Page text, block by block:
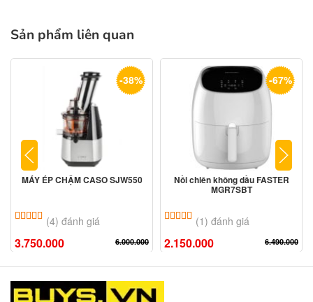
Sản phẩm liên quan
-38%
MÁY ÉP CHẬM CASO SJW550
5.00 trên 5 dựa trên
(4) đánh giá
3.750.000 6.000.000
-67%
Nồi chiên không dầu FASTER
MGR7SBT
5.00 trên 5 dựa trên
(1) đánh giá
2.150.000 6.490.000